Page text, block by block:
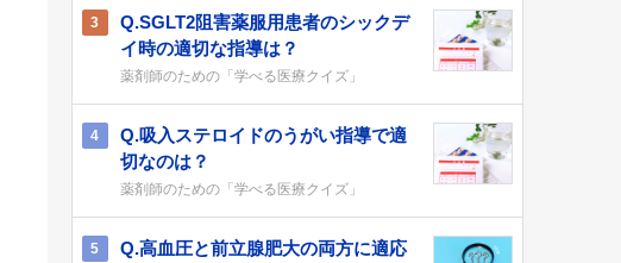
3
Q.SGLT2阻害薬服用患者のシックデ
イ時の適切な指導は？
薬剤師のための「学べる医療クイズ」
4
Q.吸入ステロイドのうがい指導で適
切なのは？
薬剤師のための「学べる医療クイズ」
5
Q.高血圧と前立腺肥大の両方に適応